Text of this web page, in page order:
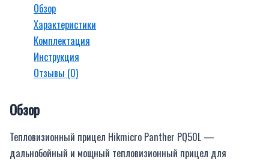
Обзор
Характеристики
Комплектация
Инструкция
Отзывы (0)
Обзор
Тепловизионный прицел Hikmicro Panther PQ50L—
дальнобойный и мощный тепловизионный прицел для